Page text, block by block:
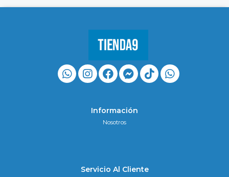
Información
Nosotros
Servicio Al Cliente